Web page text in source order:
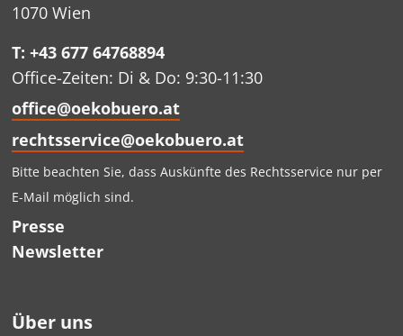
1070 Wien
T: +43 677 64768894
Office-Zeiten: Di & Do: 9:30-11:30
office@oekobuero.at
rechtsservice@oekobuero.at
Bitte beachten Sie, dass Auskünfte des Rechtsservice nur per
E-Mail möglich sind.
Presse
Newsletter
Über uns